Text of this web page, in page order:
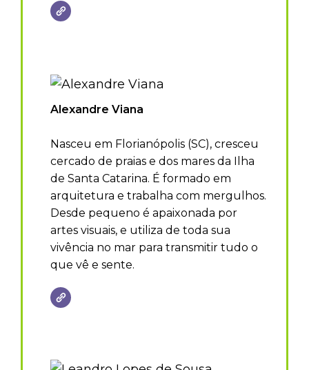
Alexandre Viana
Nasceu em Florianópolis (SC), cresceu
cercado de praias e dos mares da Ilha
de Santa Catarina. É formado em
arquitetura e trabalha com mergulhos.
Desde pequeno é apaixonada por
artes visuais, e utiliza de toda sua
vivência no mar para transmitir tudo o
que vê e sente.